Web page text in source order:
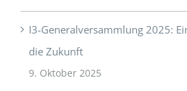
I3-Generalversammlung 2025:
die Zukunft
9. Oktober 2025